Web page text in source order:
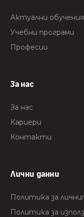
Актуални обучения
Учебни програми
Професии
За нас
За нас
Кариери
Контакти
Лични данни
Политика за
Политика за